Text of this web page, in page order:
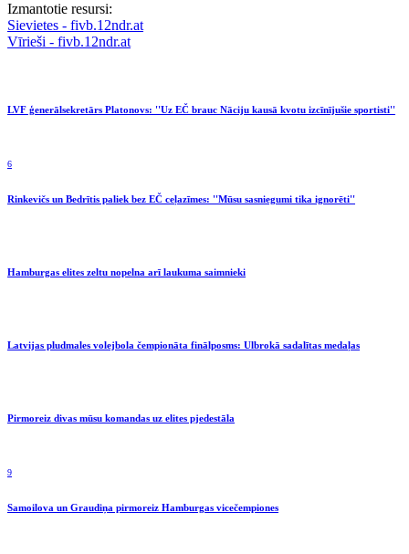
Izmantotie resursi:
Sievietes - fivb.12ndr.at
Vīrieši - fivb.12ndr.at
LVF ģenerālsekretārs Platonovs: ''Uz EČ brauc Nāciju kausā kvotu izcīnījušie sportisti''
6
Rinkevičs un Bedrītis paliek bez EČ ceļazīmes: ''Mūsu sasniegumi tika ignorēti''
Hamburgas elites zeltu nopelna arī laukuma saimnieki
Latvijas pludmales volejbola čempionāta finālposms: Ulbrokā sadalītas medaļas
Pirmoreiz divas mūsu komandas uz elites pjedestāla
9
Samoilova un Graudiņa pirmoreiz Hamburgas vicečempiones